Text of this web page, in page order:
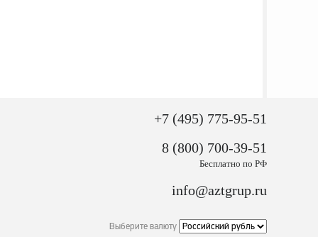
+7 (495) 775-95-51
8 (800) 700-39-51
Бесплатно по РФ
info@aztgrup.ru
Выберите валюту